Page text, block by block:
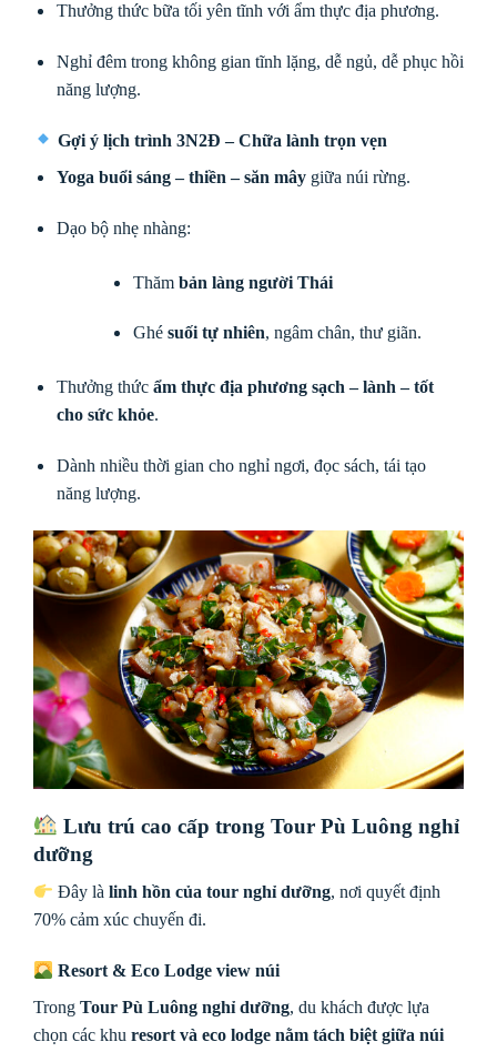
Thưởng thức bữa tối yên tĩnh với ẩm thực địa phương.
Nghỉ đêm trong không gian tĩnh lặng, dễ ngủ, dễ phục hồi
năng lượng.
Gợi ý lịch trình 3N2Đ – Chữa lành trọn vẹn
Yoga buổi sáng – thiền – săn mâygiữa núi rừng.
Dạo bộ nhẹ nhàng:
Thăm bản làng người Thái
Ghé suối tự nhiên, ngâm chân, thư giãn.
Thưởng thức ẩm thực địa phương sạch – lành – tốt
cho sức khỏe.
Dành nhiều thời gian cho nghỉ ngơi, đọc sách, tái tạo
năng lượng.
Lưu trú cao cấp trong Tour Pù Luông nghỉ
dưỡng
Đây làlinh hồn của tour nghỉ dưỡng, nơi quyết định
70% cảm xúc chuyến đi.
Resort & Eco Lodge view núi
Trong Tour Pù Luông nghỉ dưỡng, du khách được lựa
chọn các khu resort và eco lodge nằm tách biệt giữa núi